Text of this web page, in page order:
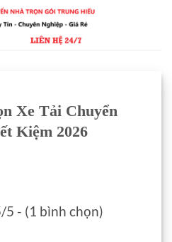
Xe Tải Chuyển
Kiệm 2026
5 - (1 bình chọn)